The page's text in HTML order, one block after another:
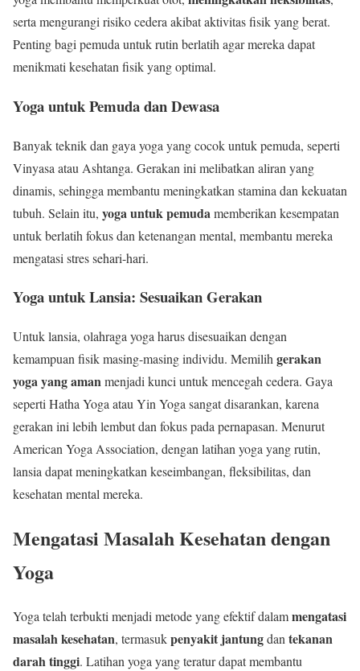
serta mengurangi risiko cedera akibat aktivitas fisik yang berat.
Penting bagi pemuda untuk rutin berlatih agar mereka dapat
menikmati kesehatan fisik yang optimal.
Yoga untuk Pemuda dan Dewasa
Banyak teknik dan gaya yoga yang cocok untuk pemuda, seperti
Vinyasa atau Ashtanga. Gerakan ini melibatkan aliran yang
dinamis, sehingga membantu meningkatkan stamina dan kekuatan
tubuh. Selain itu, yoga untuk pemudamemberikan kesempatan
untuk berlatih fokus dan ketenangan mental, membantu mereka
mengatasi stres sehari-hari.
Yoga untuk Lansia: Sesuaikan Gerakan
Untuk lansia, olahraga yoga harus disesuaikan dengan
kemampuan fisik masing-masing individu. Memilih gerakan
yoga yang amanmenjadi kunci untuk mencegah cedera. Gaya
seperti Hatha Yoga atau Yin Yoga sangat disarankan, karena
gerakan ini lebih lembut dan fokus pada pernapasan. Menurut
American Yoga Association, dengan latihan yoga yang rutin,
lansia dapat meningkatkan keseimbangan, fleksibilitas, dan
kesehatan mental mereka.
Mengatasi Masalah Kesehatan dengan
Yoga
Yoga telah terbukti menjadi metode yang efektif dalammengatasi
masalah kesehatan, termasukpenyakit jantungdan tekanan
darah tinggi. Latihan yoga yang teratur dapat membantu